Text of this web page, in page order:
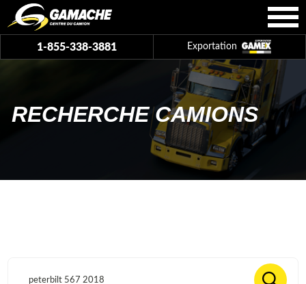
1-855-338-3881 Exportation
RECHERCHE CAMIONS